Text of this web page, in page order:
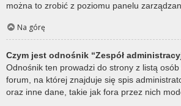
można to zrobić z poziomu panelu
Na górę
Czym jest odnośnik “Zespół
Odnośnik ten prowadzi do strony z listą
forum, na której znajduje się spis
oraz inne dane, takie jak fora przez nich